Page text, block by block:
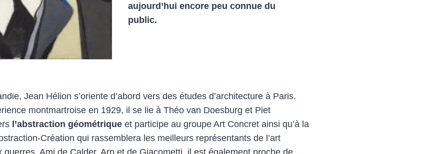
aujourd’hui encore peu connue du
public.
Jean Hélion s’oriente d’abord vers des études d’architecture à Paris.
montmartroise en 1929, il se lie à Théo van Doesburg et Piet
l’abstraction géométrique et participe au groupe Art Concret ainsi qu’à la
Création qui rassemblera les meilleurs représentants de l’art